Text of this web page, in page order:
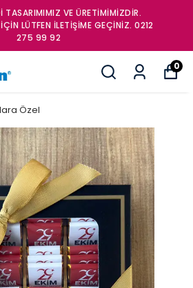
TASARIMIMIZ VE ÜRETİMİMİZDİR.
LÜTFEN İLETİŞİME GEÇİNİZ. 0212
275 99 92
0
Özel